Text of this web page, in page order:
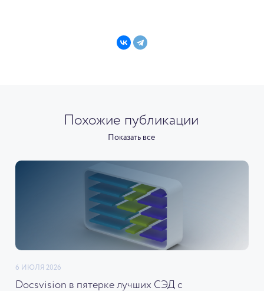
Похожие публикации
Показать все
6 ИЮЛЯ 2026
Docsvision в пятерке лучших СЭД с